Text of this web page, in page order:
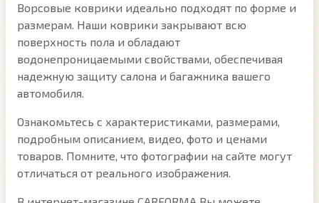
Ворсовые коврики идеально подходят по форме и
размерам. Наши коврики закрывают всю
поверхность пола и обладают
водонепроницаемыми свойствами, обеспечивая
надежную защиту салона и багажника вашего
автомобиля.
Ознакомьтесь с характеристиками, размерами,
подробным описанием, видео, фото и ценами
товаров. Помните, что фотографии на сайте могут
отличаться от реального изображения.